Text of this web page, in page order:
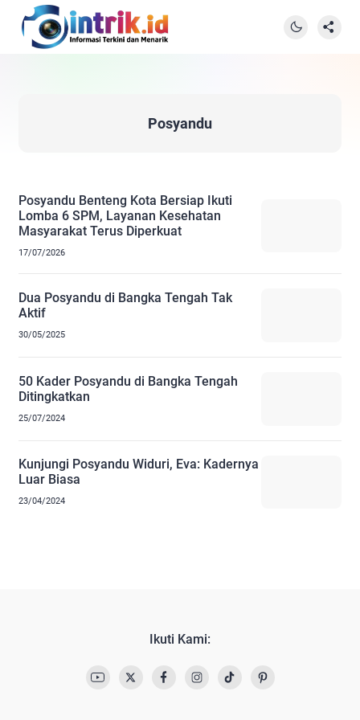
Posyandu
Posyandu Benteng Kota Bersiap Ikuti
Lomba 6 SPM, Layanan Kesehatan
Masyarakat Terus Diperkuat
17/07/2026
Dua Posyandu di Bangka Tengah Tak
Aktif
30/05/2025
50 Kader Posyandu di Bangka Tengah
Ditingkatkan
25/07/2024
Kunjungi Posyandu Widuri, Eva: Kadernya
Luar Biasa
23/04/2024
Ikuti Kami: